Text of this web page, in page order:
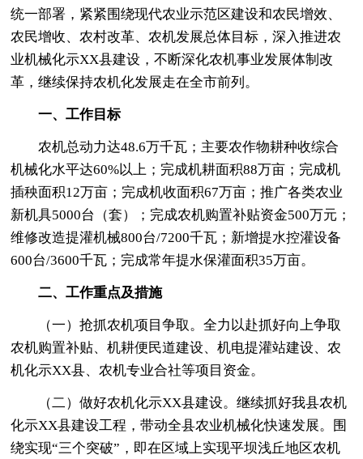
统一部署，紧紧围绕现代农业示范区建设和农民增效、
农民增收、农村改革、农机发展总体目标，深入推进农
业机械化示XX县建设，不断深化农机事业发展体制改
革，继续保持农机化发展走在全市前列。
一、工作目标
农机总动力达48.6万千瓦；主要农作物耕种收综合
机械化水平达60%以上；完成机耕面积88万亩；完成机
插秧面积12万亩；完成机收面积67万亩；推广各类农业
新机具5000台（套）；完成农机购置补贴资金500万元；
维修改造提灌机械800台/7200千瓦；新增提水控灌设备
600台/3600千瓦；完成常年提水保灌面积35万亩。
二、工作重点及措施
（一）抢抓农机项目争取。全力以赴抓好向上争取
农机购置补贴、机耕便民道建设、机电提灌站建设、农
机化示XX县、农机专业合社等项目资金。
（二）做好农机化示XX县建设。继续抓好我县农机
化示XX县建设工程，带动全县农业机械化快速发展。围
绕实现“三个突破”，即在区域上实现平坝浅丘地区农机